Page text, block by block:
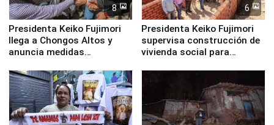
8
Presidenta Keiko Fujimori
llega a Chongos Altos y
anuncia medidas
educación, salud y empleo
6
Presidenta Keiko Fujimori
supervisa construcción de
vivienda social para